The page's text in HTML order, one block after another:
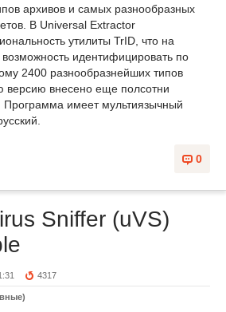
архивов и самых разнообразных
В Universal Extractor
утилиты TrID, что на
идентифицировать по
2400 разнообразнейших типов
внесено еще полсотни
Программа имеет мультиязычный
0
Sniffer (uVS)
4317